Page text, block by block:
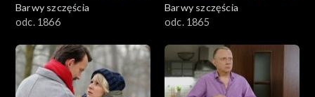
Barwy szczęścia
odc. 1866
Barwy szczęścia
odc. 1865